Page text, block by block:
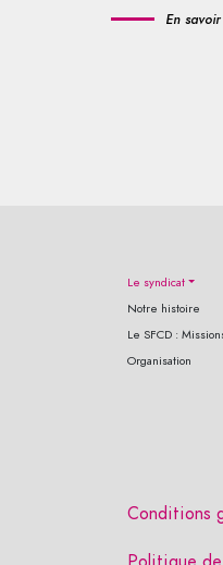
En
Le syndicat
Notre histoire
Le SFCD :
Organisation
Conditions